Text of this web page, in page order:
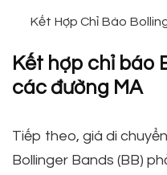
Kết Hợp Chỉ Báo
Kết hợp chỉ báo
các đường MA
Tiếp theo, giá di
Bollinger Bands (BB)